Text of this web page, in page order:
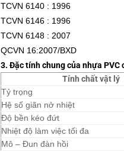
TCVN 6140 : 1996
TCVN 6146 : 1996
TCVN 6148 : 2007
QCVN 16:2007/BXD
3. Đặc tính chung của nhựa PVC
Tính chất vật lý
Tỷ trọng
Hệ số giãn nở nhiệt
Độ bền kéo đứt
Nhiệt độ làm việc tối đa
Mô – Đun đàn hồi